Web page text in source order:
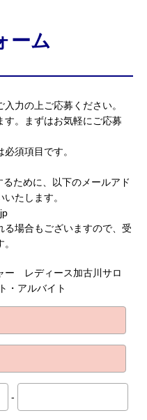
ーム
力の上ご応募ください。
す。まずはお気軽にご応募
須項目です。
ために、以下のメールアド
たします。
場合もございますので、受
ー レディース加古川サロ
・アルバイト
-